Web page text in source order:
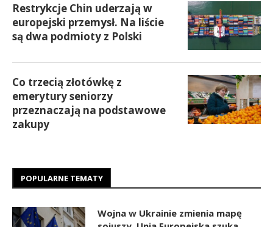
Restrykcje Chin uderzają w
europejski przemysł. Na liście
są dwa podmioty z Polski
Co trzecią złotówkę z
emerytury seniorzy
przeznaczają na podstawowe
zakupy
POPULARNE TEMATY
Wojna w Ukrainie zmienia mapę